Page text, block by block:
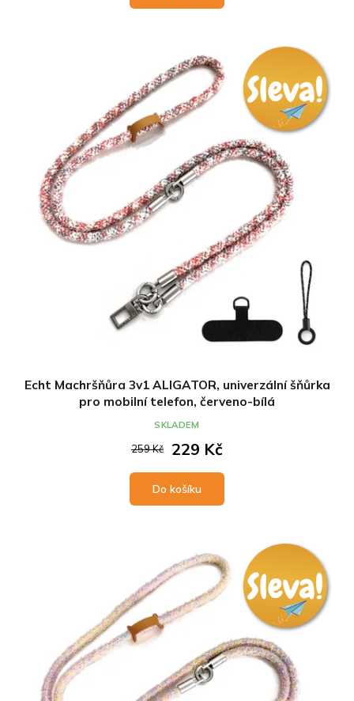
Echt Machršňůra 3v1 ALIGATOR, univerzální šňůrka
pro mobilní telefon, červeno-bílá
259 Kč 229 Kč
Do košíku
SKLADEM